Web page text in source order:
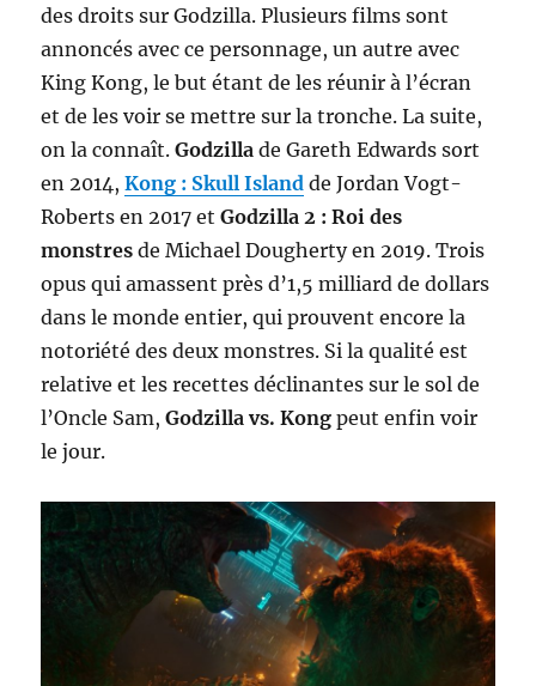
des droits sur Godzilla. Plusieurs films sont
annoncés avec ce personnage, un autre avec
King Kong, le but étant de les réunir à l’écran
et de les voir se mettre sur la tronche. La suite,
on la connaît.Godzilla de Gareth Edwards sort
en 2014,Kong : Skull Island de Jordan Vogt-
Roberts en 2017 etGodzilla 2 : Roi des
monstres de Michael Dougherty en 2019. Trois
opus qui amassent près d’1,5 milliard de dollars
dans le monde entier, qui prouvent encore la
notoriété des deux monstres. Si la qualité est
relative et les recettes déclinantes sur le sol de
l’Oncle Sam,Godzilla vs. Kongpeut enfin voir
le jour.